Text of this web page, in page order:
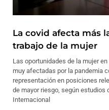
La covid afecta más
trabajo de la mujer
Las oportunidades de la mujer
muy afectadas por la pandemia
representación en posiciones
de mayor riesgo, según estudios
Internacional